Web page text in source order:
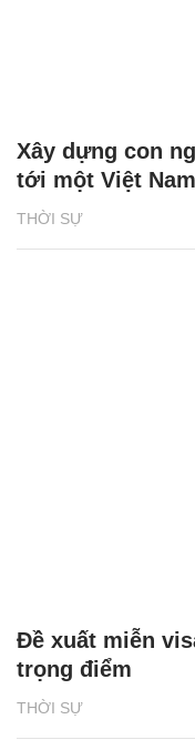
THỜI SỰ
Xây dựng con
tới một Việt
THỜI SỰ
Đề xuất miễn
trọng điểm